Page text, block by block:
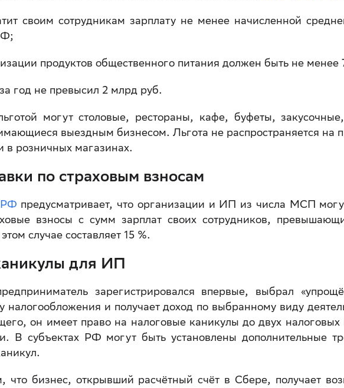
своим сотрудникам зарплату не менее начисленной
продуктов общественного питания должен быть не менее
год не превысил 2 млрд руб.
могут столовые, рестораны, кафе, буфеты,
выездным бизнесом. Льгота не распространяется на
в розничных магазинах.
по страховым взносам
РФ предусматривает, что организации и ИП из числа МСП
взносы с сумм зарплат своих сотрудников,
случае составляет 15 %.
для ИП
зарегистрировался впервые, выбрал
налогообложения и получает доход по выбранному виду
он имеет право на налоговые каникулы до двух налоговых
В субъектах РФ могут быть установлены дополнительные
бизнес, открывший расчётный счёт в Сбере, получает